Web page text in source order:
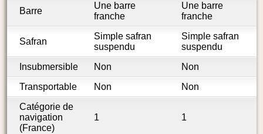
Barre
Une barre
franche
Une barre
franche
Safran
Simple safran
suspendu
Simple safran
suspendu
Insubmersible
Non
Non
Transportable
Non
Non
Catégorie de
navigation
(France)
1 1